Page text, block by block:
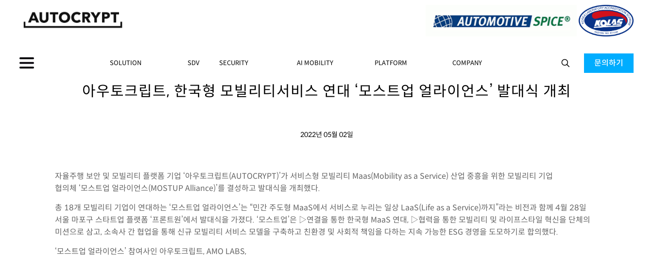
SOLUTION SDV SECURITY AI MOBILITY PLATFORM COMPANY 문의하기
아우토크립트, 한국형 모빌리티서비스 연대 ‘모스트업 얼라이언스’ 발대식 개최
2022년 05월 02일
자율주행 보안 및 모빌리티 플랫폼 기업 ‘아우토크립트(AUTOCRYPT)’가 서비스형 모빌리티 Maas(Mobility as a Service) 산업 중흥을 위한 모빌리티 기업
협의체 ‘모스트업 얼라이언스(MOSTUP Alliance)’를 결성하고 발대식을 개최했다.
총 18개 모빌리티 기업이 연대하는 ‘모스트업 얼라이언스’는 “민간 주도형 MaaS에서 서비스로 누리는 일상 LaaS(Life as a Service)까지”라는 비전과 함께 4월 28일
서울 마포구 스타트업 플랫폼 ‘프론트원’에서 발대식을 가졌다. ‘모스트업’은 ▷연결을 통한 한국형 MaaS 연대, ▷협력을 통한 모빌리티 및 라이프스타일 혁신을 단체의
미션으로 삼고, 소속사 간 협업을 통해 신규 모빌리티 서비스 모델을 구축하고 친환경 및 사회적 책임을 다하는 지속 가능한 ESG 경영을 도모하기로 합의했다.
‘모스트업 얼라이언스’ 참여사인 아우토크립트, AMO LABS,